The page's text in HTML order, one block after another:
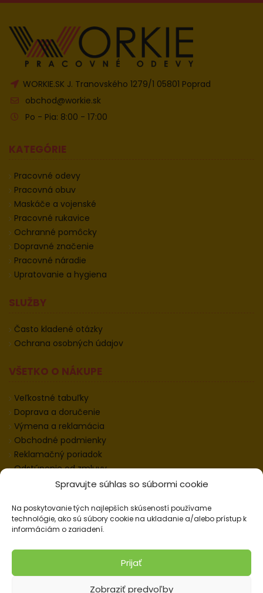
Spravujte súhlas so súbormi cookie
Na poskytovanie tých najlepších skúseností používame
technológie, ako sú súbory cookie na ukladanie a/alebo prístup k
informáciám o zariadení.
Prijať
Zobraziť predvoľby
WORKIE.SK J. Tranovského 1279/1 05801 Poprad
obchod@workie.sk
Po - Pia: 8:00 - 17:00
KATEGÓRIE
Pracovné odevy
Pracovná obuv
Maskáče a vojenské
Pracovné rukavice
Ochranné pomôcky
Dopravné značenie
Pracovné náradie
Upratovanie a hygiena
SLUŽBY
Často kladené otázky
Ochrana osobných údajov
VŠETKO O NÁKUPE
Veľkostné tabuľky
Doprava a doručenie
Výmena a reklamácia
Obchodné podmienky
Reklamačný poriadok
Odstúpenie od zmluvy
Informácie k odstúpeniu
Nastavenie cookies
vyhradené.